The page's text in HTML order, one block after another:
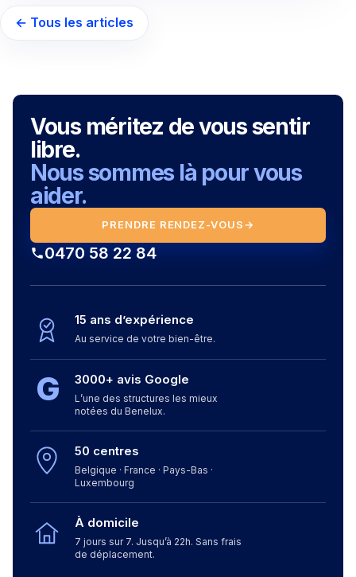
← Tous les articles
Vous méritez de vous sentir
libre.
Nous sommes là pour vous
aider.
PRENDRE RENDEZ-VOUS→
0470 58 22 84
15 ans d’expérience
Au service de votre bien-être.
G 3000+ avis Google
L’une des structures les mieux
notées du Benelux.
50 centres
Belgique · France · Pays-Bas ·
Luxembourg
À domicile
7 jours sur 7. Jusqu’à 22h. Sans frais
de déplacement.